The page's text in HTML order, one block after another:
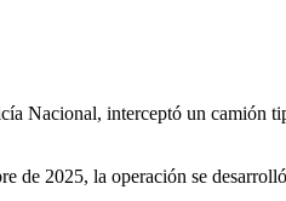
Nacional, interceptó un camión
de 2025, la operación se